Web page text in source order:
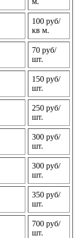
100 руб/
кв м.
70 руб/
шт.
150 руб/
шт.
250 руб/
шт.
300 руб/
шт.
300 руб/
шт.
350 руб/
шт.
700 руб/
шт.